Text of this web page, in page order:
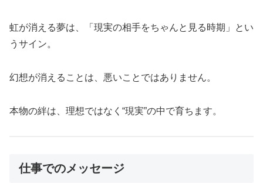
虹が消える夢は、「現実の相手をちゃんと見る時期」とい
うサイン。
幻想が消えることは、悪いことではありません。
本物の絆は、理想ではなく“現実”の中で育ちます。
仕事でのメッセージ